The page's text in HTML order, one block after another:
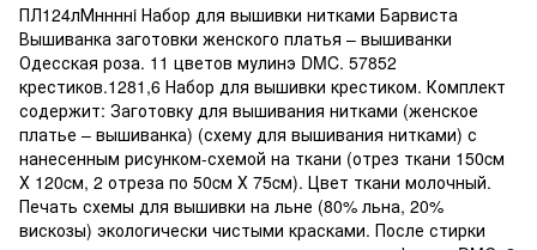
ПЛ124лМннннi Набор для вышивки нитками Барвиста
Вышиванка заготовки женского платья – вышиванки
Одесская роза. 11 цветов мулинэ DMC. 57852
крестиков.1281,6 Набор для вышивки крестиком. Комплект
содержит: Заготовку для вышивания нитками (женское
платье – вышиванка) (схему для вышивания нитками) с
нанесенным рисунком-схемой на ткани (отрез ткани 150cм
Х 120cм, 2 отреза по 50cм Х 75cм). Цвет ткани молочный.
Печать схемы для вышивки на льне (80% льна, 20%
вискозы) экологически чистыми красками. После стирки